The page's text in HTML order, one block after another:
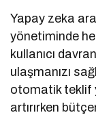
Yapay zeka
yönetiminde
kullanıcı
ulaşmanızı
otomatik teklif
artırırken